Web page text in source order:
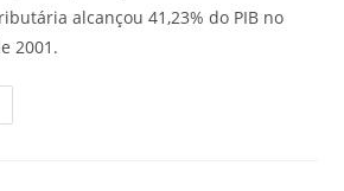
alcançou 41,23% do PIB no
2001.